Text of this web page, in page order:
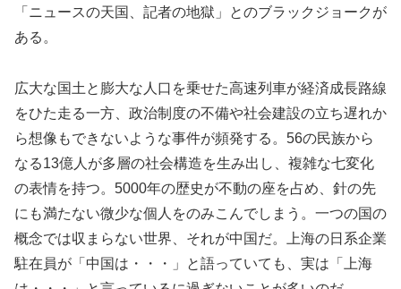
「ニュースの天国、記者の地獄」とのブラックジョークが
ある。
広大な国土と膨大な人口を乗せた高速列車が経済成長路線
をひた走る一方、政治制度の不備や社会建設の立ち遅れか
ら想像もできないような事件が頻発する。56の民族から
なる13億人が多層の社会構造を生み出し、複雑な七変化
の表情を持つ。5000年の歴史が不動の座を占め、針の先
にも満たない微少な個人をのみこんでしまう。一つの国の
概念では収まらない世界、それが中国だ。上海の日系企業
駐在員が「中国は・・・」と語っていても、実は「上海